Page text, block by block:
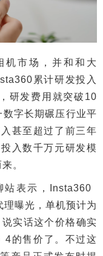
市场，并和和大
累计研发投入
研发费用就突破10
字长期碾压行业平
甚至超过了前三年
入数千万元研发模
。
表示，Insta360
曝光，单机预计为
实话这个价格确实
的售价了。不过这